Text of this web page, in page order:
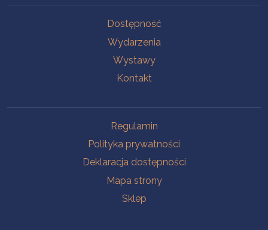
Dostępność
Wydarzenia
Wystawy
Kontakt
Regulamin
Polityka prywatności
Deklaracja dostępności
Mapa strony
Sklep